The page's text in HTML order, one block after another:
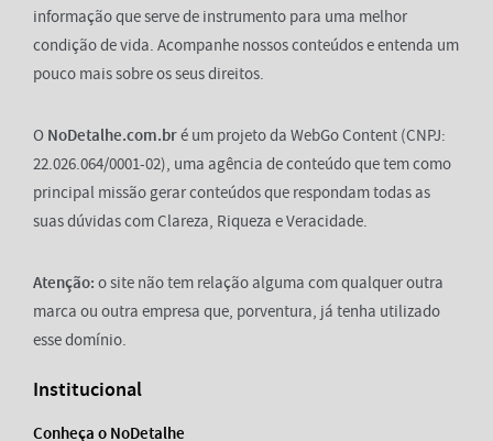
informação que serve de instrumento para uma melhor
condição de vida. Acompanhe nossos conteúdos e entenda um
pouco mais sobre os seus direitos.
O NoDetalhe.com.bré um projeto da WebGo Content (CNPJ:
22.026.064/0001-02), uma agência de conteúdo que tem como
principal missão gerar conteúdos que respondam todas as
suas dúvidas com Clareza, Riqueza e Veracidade.
Atenção: o site não tem relação alguma com qualquer outra
marca ou outra empresa que, porventura, já tenha utilizado
esse domínio.
Institucional
Conheça o NoDetalhe